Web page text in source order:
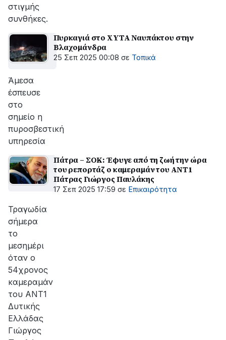
στιγμής
συνθήκες.
Πυρκαγιά στο ΧΥΤΑ Ναυπάκτου στην
Βλαχομάνδρα
25 Σεπ 2025 00:08 σε Τοπικά
Άμεσα
έσπευσε
στο
σημείο η
πυροσβεστική
υπηρεσία
Πάτρα – ΣΟΚ: Έφυγε από τη ζωή την ώρα
του ρεπορτάζ ο καμεραμάν του ΑΝΤ1
Πάτρας Γιώργος Παυλάκης
17 Σεπ 2025 17:59 σε Επικαιρότητα
Τραγωδία
σήμερα
το
μεσημέρι
όταν ο
54χρονος
καμεραμάν
του ΑΝΤ1
Δυτικής
Ελλάδας
Γιώργος